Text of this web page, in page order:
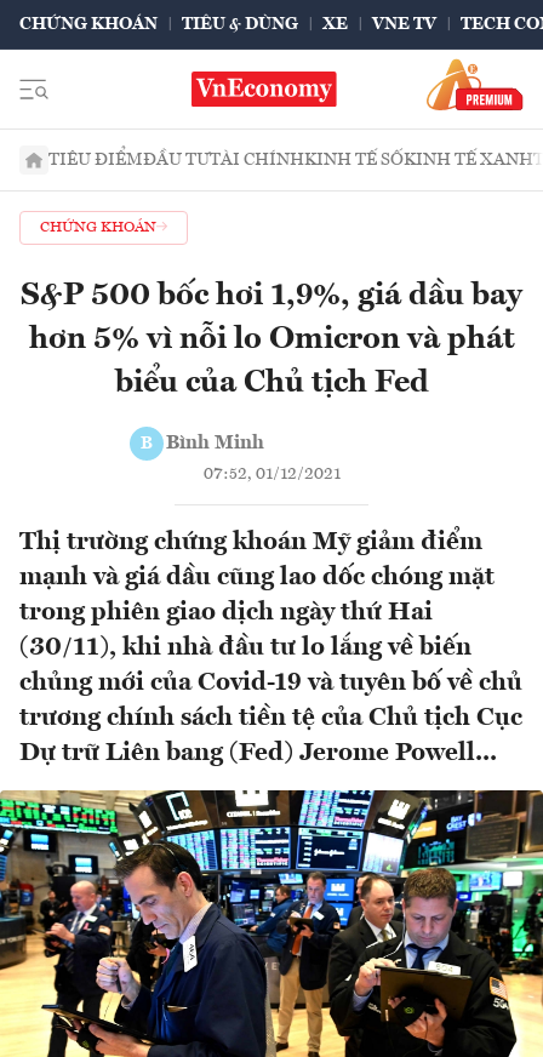
CHỨNG KHOÁN TIÊU & DÙNG XE VNE TV TECH
TIÊU ĐIỂMĐẦU TƯTÀI CHÍNHKINH TẾ SỐKINH TẾ XANH
CHỨNG KHOÁN
S&P 500 bốc hơi 1,9%, giá dầu bay
hơn 5% vì nỗi lo Omicron và phát
biểu của Chủ tịch Fed
B Bình Minh
07:52, 01/12/2021
Thị trường chứng khoán Mỹ giảm điểm
mạnh và giá dầu cũng lao dốc chóng mặt
trong phiên giao dịch ngày thứ Hai
(30/11), khi nhà đầu tư lo lắng về biến
chủng mới của Covid-19 và tuyên bố về chủ
trương chính sách tiền tệ của Chủ tịch Cục
Dự trữ Liên bang (Fed) Jerome Powell...